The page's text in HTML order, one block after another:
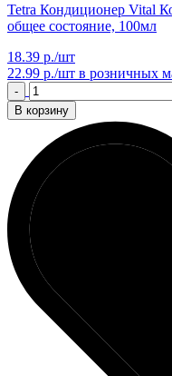
Tetra Кондиционер Vital
общее состояние, 100мл
18.39 р./шт
22.99 р./шт в розничных
-
В корзину